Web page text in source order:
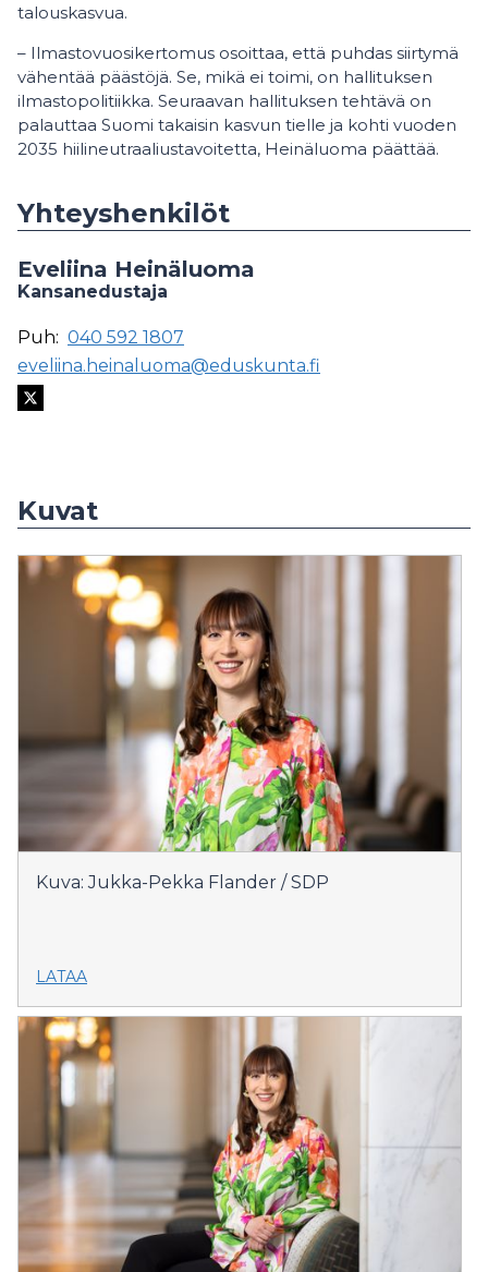
talouskasvua.
– Ilmastovuosikertomus osoittaa, että puhdas siirtymä
vähentää päästöjä. Se, mikä ei toimi, on hallituksen
ilmastopolitiikka. Seuraavan hallituksen tehtävä on
palauttaa Suomi takaisin kasvun tielle ja kohti vuoden
2035 hiilineutraaliustavoitetta, Heinäluoma päättää.
Yhteyshenkilöt
Eveliina Heinäluoma
Kansanedustaja
Puh: 040 592 1807
eveliina.heinaluoma@eduskunta.fi
Kuvat
Kuva: Jukka-Pekka Flander / SDP
LATAA